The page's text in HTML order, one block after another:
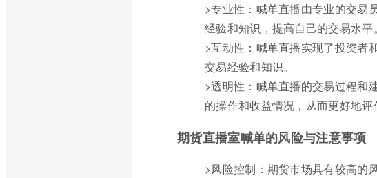
>专业性：喊单直播由专业的交易
经验和知识，提高自己的交易水平。
>互动性：喊单直播实现了投资者
交易经验和知识。
>透明性：喊单直播的交易过程和
的操作和收益情况，从而更好地评
期货直播室喊单的风险与注意事项
>风险控制：期货市场具有较高的